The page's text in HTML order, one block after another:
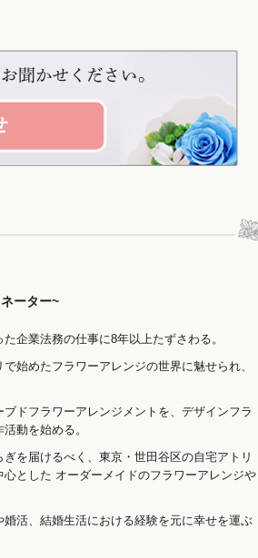
ーター~
企業法務の仕事に8年以上たずさわる。
始めたフラワーアレンジの世界に魅せられ、
ドフラワーアレンジメントを、デザインフラ
動を始める。
を届けるべく、東京・世田谷区の自宅アトリ
とした オーダーメイドのフラワーアレンジや
活、結婚生活における経験を元に幸せを運ぶ